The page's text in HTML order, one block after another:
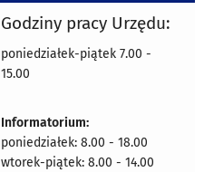
Godziny pracy Urzędu:
poniedziałek-piątek 7.00 -
15.00
Informatorium:
poniedziałek: 8.00 - 18.00
wtorek-piątek: 8.00 - 14.00